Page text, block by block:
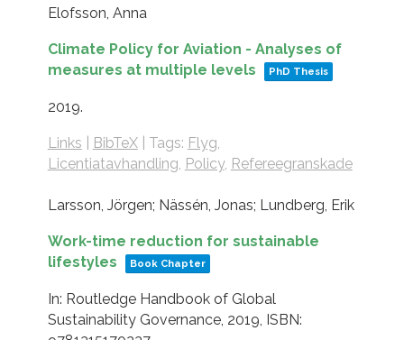
Elofsson, Anna
Climate Policy for Aviation - Analyses of
measures at multiple levels
PhD Thesis
2019.
Links BibTeX| Tags: Flyg,
Licentiatavhandling, Policy, Refereegranskade
Larsson, Jörgen; Nässén, Jonas; Lundberg, Erik
Work-time reduction for sustainable
lifestyles
Book Chapter
In: Routledge Handbook of Global
Sustainability Governance, 2019, ISBN: